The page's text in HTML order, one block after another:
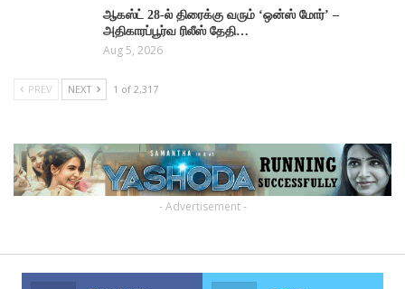
ஆகஸ்ட் 28-ல் திரைக்கு வரும் ‘ஒன்ஸ் மோர்’ –
அதிகாரப்பூர்வ ரிலீஸ் தேதி…
Aug 5, 2026
PREV NEXT 1 of 2,317
- Advertisement -